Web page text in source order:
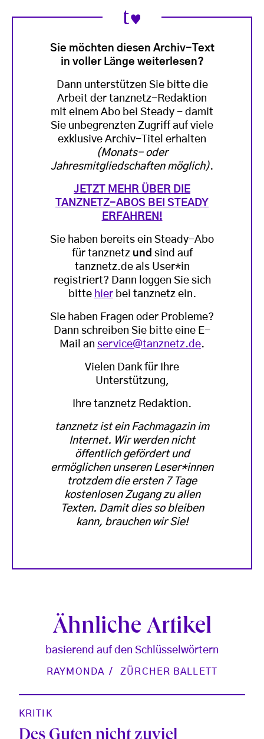
Sie möchten diesen Archiv-Text
in voller Länge weiterlesen?
Dann unterstützen Sie bitte die
Arbeit der tanznetz-Redaktion
mit einem Abo bei Steady - damit
Sie unbegrenzten Zugriff auf viele
exklusive Archiv-Titel erhalten
(Monats- oder
Jahresmitgliedschaften möglich).
JETZT MEHR ÜBER DIE
TANZNETZ-ABOS BEI STEADY
ERFAHREN!
Sie haben bereits ein Steady-Abo
für tanznetz und sind auf
tanznetz.de als User*in
registriert? Dann loggen Sie sich
bitte hierbei tanznetz ein.
Sie haben Fragen oder Probleme?
Dann schreiben Sie bitte eine E-
Mail an service@tanznetz.de.
Vielen Dank für Ihre
Unterstützung,
Ihre tanznetz Redaktion.
tanznetz ist ein Fachmagazin im
Internet. Wir werden nicht
öffentlich gefördert und
ermöglichen unseren Leser*innen
trotzdem die ersten 7 Tage
kostenlosen Zugang zu allen
Texten. Damit dies so bleiben
kann, brauchen wir Sie!
Ähnliche Artikel
basierend auf den Schlüsselwörtern
RAYMONDA ZÜRCHER BALLETT
KRITIK